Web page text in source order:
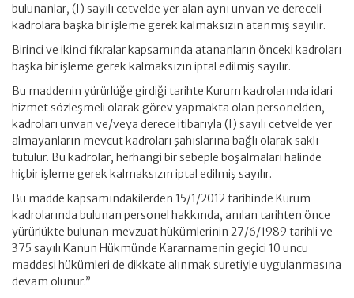
bulunanlar, (I) sayılı cetvelde yer alan aynı unvan ve dereceli
kadrolara başka bir işleme gerek kalmaksızın atanmış sayılır.
Birinci ve ikinci fıkralar kapsamında atananların önceki kadroları
başka bir işleme gerek kalmaksızın iptal edilmiş sayılır.
Bu maddenin yürürlüğe girdiği tarihte Kurum kadrolarında idari
hizmet sözleşmeli olarak görev yapmakta olan personelden,
kadroları unvan ve/veya derece itibarıyla (I) sayılı cetvelde yer
almayanların mevcut kadroları şahıslarına bağlı olarak saklı
tutulur. Bu kadrolar, herhangi bir sebeple boşalmaları halinde
hiçbir işleme gerek kalmaksızın iptal edilmiş sayılır.
Bu madde kapsamındakilerden 15/1/2012 tarihinde Kurum
kadrolarında bulunan personel hakkında, anılan tarihten önce
yürürlükte bulunan mevzuat hükümlerinin 27/6/1989 tarihli ve
375 sayılı Kanun Hükmünde Kararnamenin geçici 10 uncu
maddesi hükümleri de dikkate alınmak suretiyle uygulanmasına
devam olunur.”